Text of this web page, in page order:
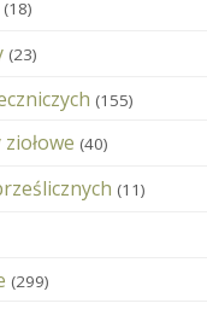
(18)
(23)
(155)
(40)
(11)
(299)